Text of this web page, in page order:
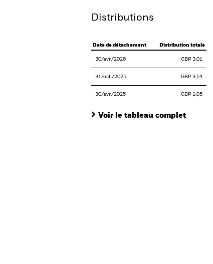
Distributions
Date de détachement Distribution totale
30/avr./2026 GBP 3,01
31/oct./2025 GBP 3,14
30/avr./2025 GBP 1,05
Voir le tableau complet